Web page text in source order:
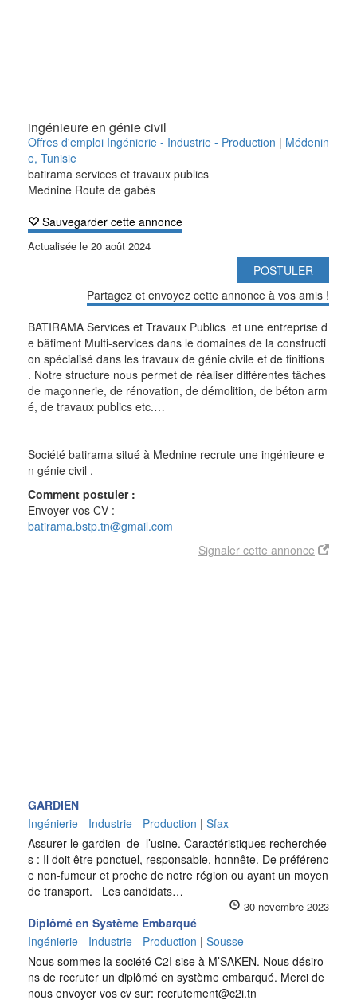
ingénieure en génie civil
Offres d'emploi Ingénierie - Industrie - Production | Médenin
e, Tunisie
batirama services et travaux publics
Mednine Route de gabés
Sauvegarder cette annonce
Actualisée le 20 août 2024
POSTULER
Partagez et envoyez cette annonce à vos amis !
BATIRAMA Services et Travaux Publics et une entreprise d
e bâtiment Multi-services dans le domaines de la constructi
on spécialisé dans les travaux de génie civile et de finitions
. Notre structure nous permet de réaliser différentes tâches
de maçonnerie, de rénovation, de démolition, de béton arm
é, de travaux publics etc.…
Société batirama situé à Mednine recrute une ingénieure e
n génie civil .
Comment postuler :
Envoyer vos CV :
batirama.bstp.tn@gmail.com
Signaler cette annonce
GARDIEN
Ingénierie - Industrie - Production | Sfax
Assurer le gardien de l’usine. Caractéristiques recherchée
s : Il doit être ponctuel, responsable, honnête. De préférenc
e non-fumeur et proche de notre région ou ayant un moyen
de transport. Les candidats…
30 novembre 2023
Diplômé en Système Embarqué
Ingénierie - Industrie - Production | Sousse
Nous sommes la société C2I sise à M’SAKEN. Nous désiro
ns de recruter un diplômé en système embarqué. Merci de
nous envoyer vos cv sur: recrutement@c2i.tn